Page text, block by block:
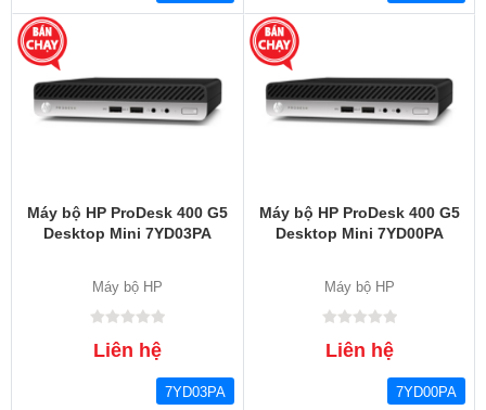
Máy bộ HP ProDesk 400 G5
Desktop Mini 7YD03PA
Máy bộ HP
Liên hệ
7YD03PA
Máy bộ HP ProDesk 400 G5
Desktop Mini 7YD00PA
Máy bộ HP
Liên hệ
7YD00PA